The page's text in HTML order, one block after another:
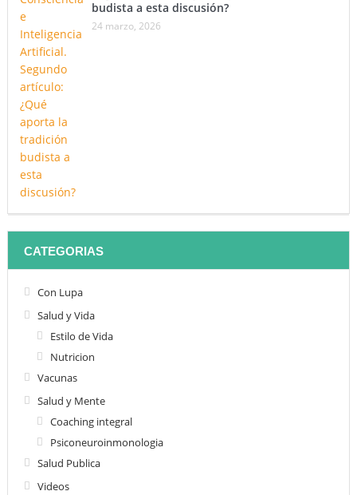
budista a esta discusión?
24 marzo, 2026
CATEGORIAS
Con Lupa
Salud y Vida
Estilo de Vida
Nutricion
Vacunas
Salud y Mente
Coaching integral
Psiconeuroinmonologia
Salud Publica
Videos